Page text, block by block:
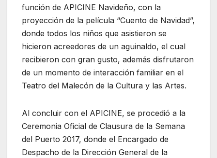
función de APICINE Navideño, con la
proyección de la película “Cuento de Navidad”,
donde todos los niños que asistieron se
hicieron acreedores de un aguinaldo, el cual
recibieron con gran gusto, además disfrutaron
de un momento de interacción familiar en el
Teatro del Malecón de la Cultura y las Artes.
Al concluir con el APICINE, se procedió a la
Ceremonia Oficial de Clausura de la Semana
del Puerto 2017, donde el Encargado de
Despacho de la Dirección General de la